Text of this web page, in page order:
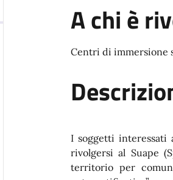
A chi è
Centri di immersione
I soggetti interessati
rivolgersi al Suape
territorio per